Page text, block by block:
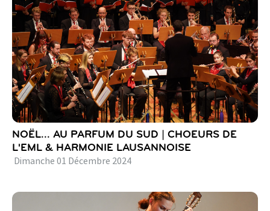
NOËL... AU PARFUM DU SUD | CHOEURS DE
L'EML & HARMONIE LAUSANNOISE
Dimanche 01 Décembre 2024